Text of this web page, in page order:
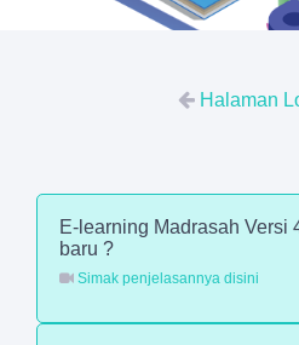
Halaman
E-learning Madrasah Versi
baru ?
Simak penjelasannya disini